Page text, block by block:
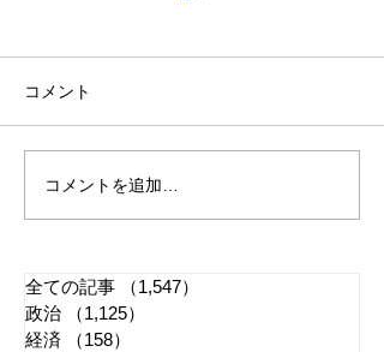
れいわ・山本太郎が代表
辞任 日本第一党・桜井
コメント
コメントを追加…
全ての記事 （1,547）
政治
（1,125）
経済
（158）